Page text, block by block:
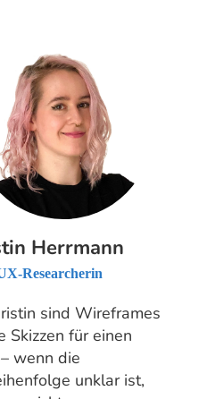
Herrmann
Researcherin
sind Wireframes
Skizzen für einen
wenn die
unklar ist,